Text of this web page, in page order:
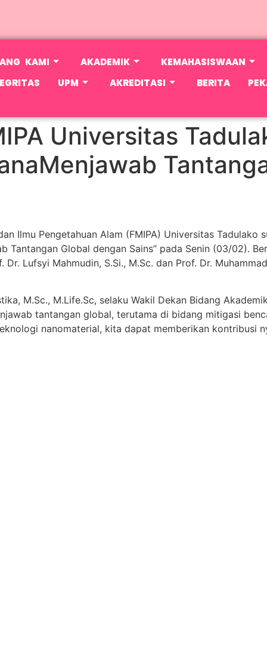
KAMI AKADEMIK KEMAHASISWAAN
UPM AKREDITASI BERITA
Universitas
Ilmu Pengetahuan Alam (FMIPA) Universitas Tadulako
Tantangan Global dengan Sains” pada Senin (03/02).
Lufsyi Mahmudin, S.Si., M.Sc. dan Prof. Dr.
M.Sc., M.Life.Sc, selaku Wakil Dekan Bidang
tantangan global, terutama di bidang mitigasi
nanomaterial, kita dapat memberikan kontribusi